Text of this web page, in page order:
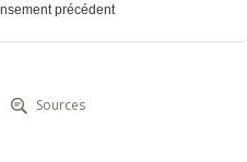
Sources